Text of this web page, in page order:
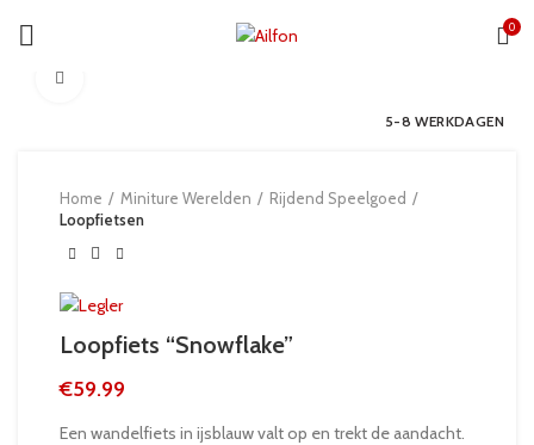
0
5-8 WERKDAGEN
Home Miniture Werelden
Rijdend Speelgoed
Loopfietsen
Loopfiets “Snowflake”
€59.99
Een wandelfiets in ijsblauw valt op en trekt de aandacht.